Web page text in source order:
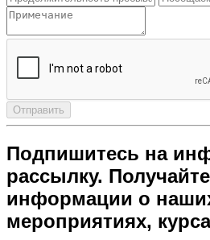
Отправить
Подпишитесь на
рассылку.
информации о
мероприятиях,